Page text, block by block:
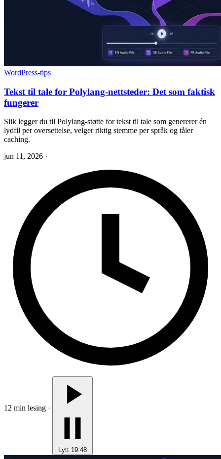
WordPress-tips
Tekst til tale for Polylang-nettsteder: Det som faktisk
fungerer
Slik legger du til Polylang-støtte for tekst til tale som genererer én
lydfil per oversettelse, velger riktig stemme per språk og tåler
caching.
jun 11, 2026 ·
12 min lesing ·
Lytt 19:48